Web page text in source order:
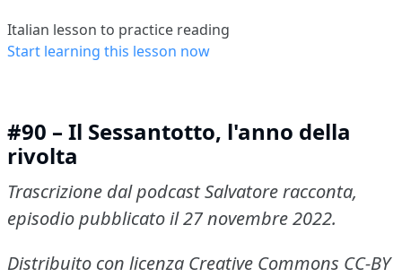
Italian lesson to practice reading
Start learning this lesson now
#90 – Il Sessantotto, l'anno della
rivolta
Trascrizione dal podcast Salvatore racconta,
episodio pubblicato il 27 novembre 2022.
Distribuito con licenza Creative Commons CC-BY